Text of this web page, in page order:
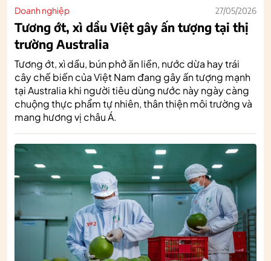
Doanh nghiệp 27/05/2026
Tương ớt, xì dầu Việt gây ấn tượng tại thị
trường Australia
Tương ớt, xì dầu, bún phở ăn liền, nước dừa hay trái
cây chế biến của Việt Nam đang gây ấn tượng mạnh
tại Australia khi người tiêu dùng nước này ngày càng
chuộng thực phẩm tự nhiên, thân thiện môi trường và
mang hương vị châu Á.